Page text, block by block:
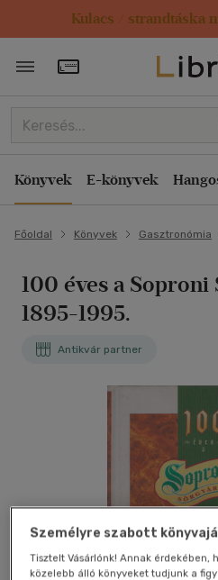
Kulacs / strandtáska
Törzsvásárlói Kártya
Könyvek E-könyvek
Főoldal Könyvek Gasztronómia
100 éves a Soproni
1895-1995.
Antikvár partner
Személyre szabott
Tisztelt Vásárlónk! Annak érdekében,
közelebb álló könyveket tudjunk a